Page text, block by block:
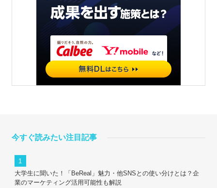
今すぐ読みたい注目記事
大学生に聞いた！「BeReal」魅力・他SNSとの使い分けとは？企
業のマーケティング活用可能性も解説